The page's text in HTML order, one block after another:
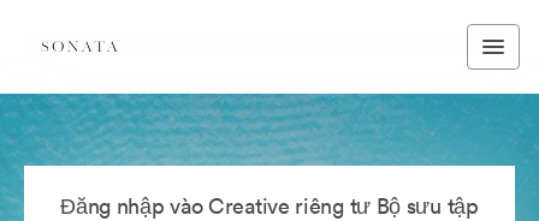
Đăng nhập vào Creative riêng tư Bộ sưu tập